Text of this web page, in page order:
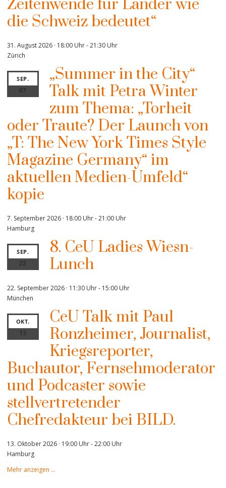
Zeitenwende für Länder wie
die Schweiz bedeutet“
31. August 2026 · 18:00 Uhr-21:30 Uhr
Zürich
SEP.
07
„Summer in the City“
Talk mit Petra Winter
zum Thema: „Torheit
oder Traute? Der Launch von
„T: The New York Times Style
Magazine Germany“ im
aktuellen Medien-Umfeld“
kopie
7. September 2026 · 18:00 Uhr-21:00 Uhr
Hamburg
SEP.
22
8. CeU Ladies Wiesn-
Lunch
22. September 2026 · 11:30 Uhr- 15:00 Uhr
München
OKT.
13
CeU Talk mit Paul
Ronzheimer, Journalist,
Kriegsreporter,
Buchautor, Fernsehmoderator
und Podcaster sowie
stellvertretender
Chefredakteur bei BILD.
13. Oktober 2026 · 19:00 Uhr-22:00 Uhr
Hamburg
Mehr anzeigen …